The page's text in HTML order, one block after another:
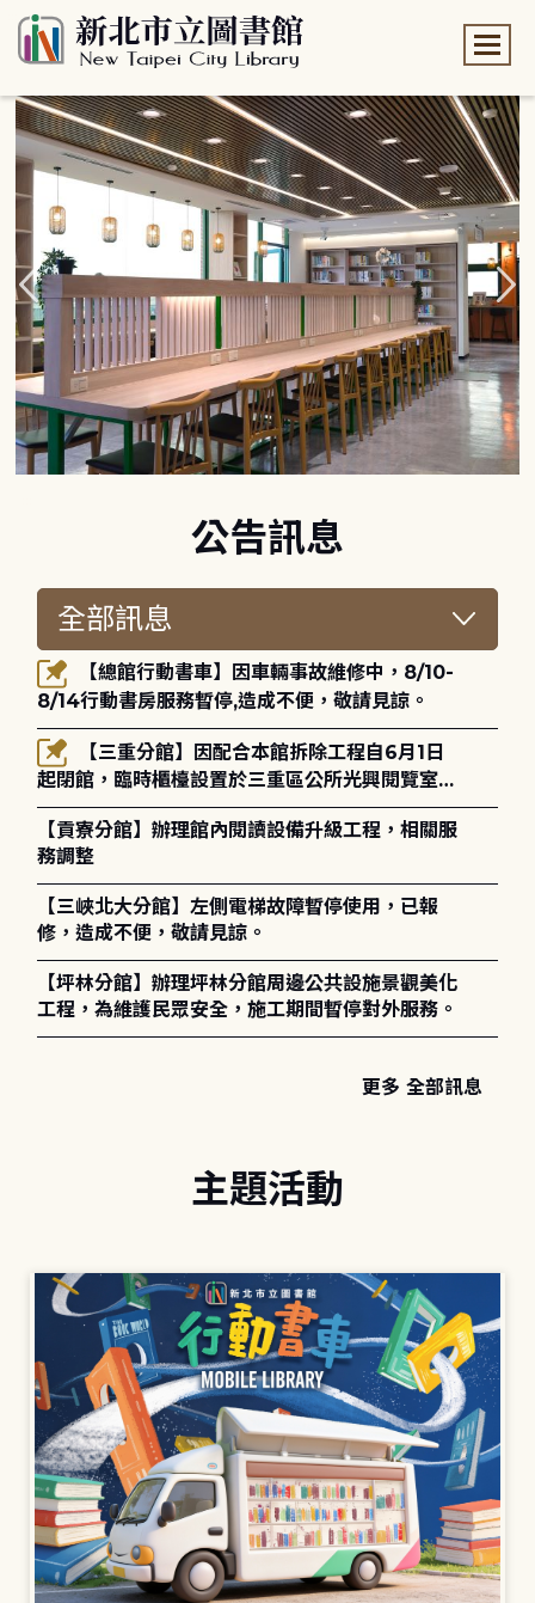
公告訊息
8/14行動書房服務暫停,造成不便，敬請見諒。
起閉館，臨時櫃檯設置於三重區公所光興閱覽室，
造成不便，敬請見諒。
【貢寮分館】辦理館內閱讀設備升級工程，相關服
務調整
【三峽北大分館】左側電梯故障暫停使用，已報
修，造成不便，敬請見諒。
【坪林分館】辦理坪林分館周邊公共設施景觀美化
工程，為維護民眾安全，施工期間暫停對外服務。
更多 全部訊息
主題活動